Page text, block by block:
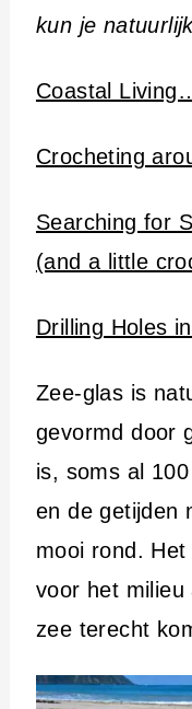
kun je
Coastal
Crocheting
Searching for
(and a little
Drilling Holes
Zee-glas is
gevormd door
is, soms al
en de getijden
mooi rond.
voor het
zee terecht